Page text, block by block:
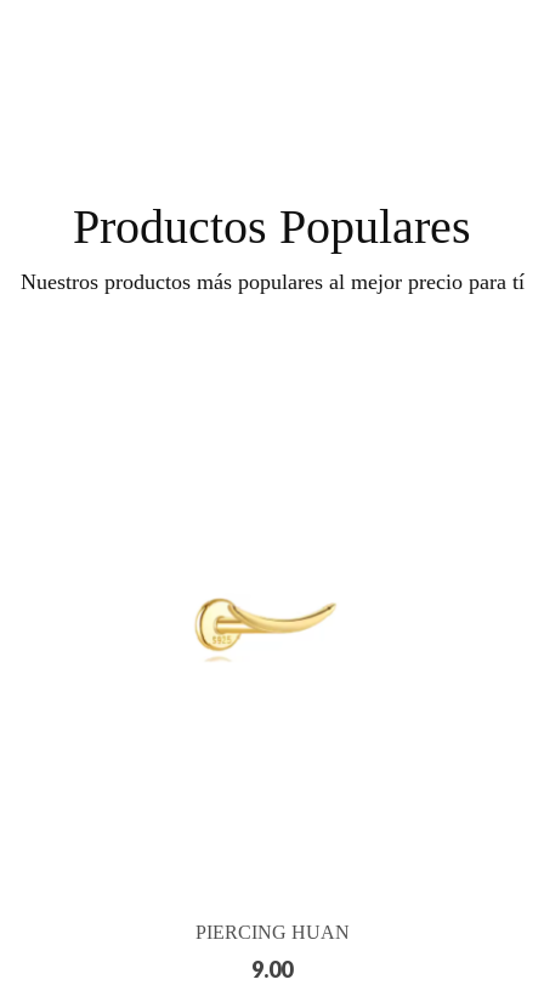
Productos Populares
Nuestros productos más populares al mejor precio para tí
PIERCING HUAN
9.00